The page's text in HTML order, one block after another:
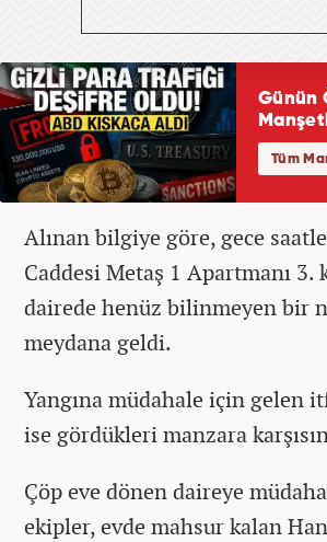
Alınan bilgiye göre, gece
Caddesi Metaş 1 Apartmanı 3.
dairede henüz bilinmeyen bir
meydana geldi.
Yangına müdahale için gelen
ise gördükleri manzara
Çöp eve dönen daireye
ekipler, evde mahsur kalan